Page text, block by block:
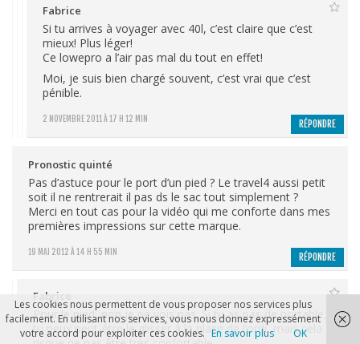
Fabrice
2 NOVEMBRE 2011 À 17 H 12 MIN
Si tu arrives à voyager avec 40l, c’est claire que c’est
mieux! Plus léger!
Ce lowepro a l’air pas mal du tout en effet!
Moi, je suis bien chargé souvent, c’est vrai que c’est
pénible.
RÉPONDRE
Pronostic quinté
19 MAI 2012 À 14 H 55 MIN
Pas d’astuce pour le port d’un pied ? Le travel4 aussi petit
soit il ne rentrerait il pas ds le sac tout simplement ?
Merci en tout cas pour la vidéo qui me conforte dans mes
premières impressions sur cette marque.
RÉPONDRE
Fabrice
Pour le pied, non je ne vois pas. Si tu as pas de portable,
tu peux peut-être le glisser à la place de l’ordi, mais cela
Les cookies nous permettent de vous proposer nos services plus
facilement. En utilisant nos services, vous nous donnez expressément
votre accord pour exploiter ces cookies. En savoir plus OK